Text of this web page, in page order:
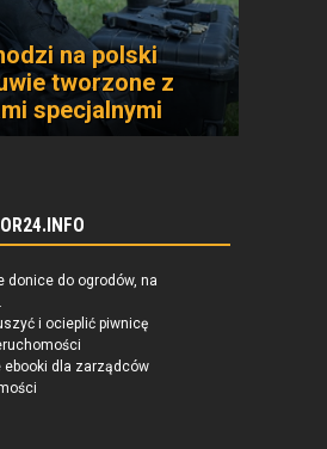
na polski
tworzone z
specjalnymi
donice do ogrodów, na
i ocieplić piwnicę
ebooki dla zarządców